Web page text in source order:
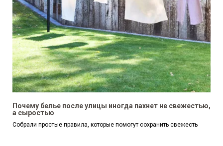
Почему белье после улицы иногда пахнет не свежестью,
а сыростью
Собрали простые правила, которые помогут сохранить свежесть